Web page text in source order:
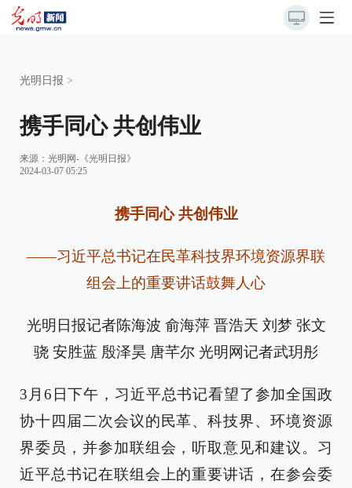
光明日报 >
携手同心 共创伟业
来源： 光明网-《光明日报》
2024-03-07 05:25
携手同心 共创伟业
——习近平总书记在民革科技界环境资源界联
组会上的重要讲话鼓舞人心
光明日报记者陈海波 俞海萍 晋浩天 刘梦 张文
骁 安胜蓝 殷泽昊 唐芊尔 光明网记者武玥彤
3月6日下午，习近平总书记看望了参加全国政
协十四届二次会议的民革、科技界、环境资源
界委员，并参加联组会，听取意见和建议。习
近平总书记在联组会上的重要讲话，在参会委